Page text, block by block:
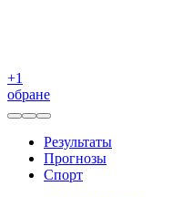
+1
обране
Результаты
Прогнозы
Спорт